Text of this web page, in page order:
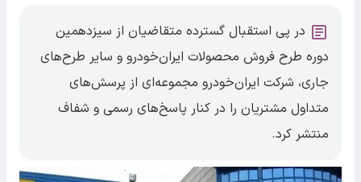
در پی استقبال گسترده متقاضیان از سیزدهمین
دوره طرح فروش محصولات ایران‌خودرو و سایر طرح‌های
جاری، شرکت ایران‌خودرو مجموعه‌ای از پرسش‌های
متداول مشتریان را در کنار پاسخ‌های رسمی و شفاف
منتشر کرد.